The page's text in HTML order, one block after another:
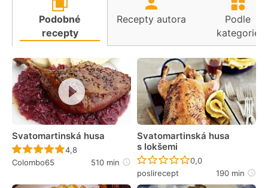
Podobné
recepty
Recepty autora
Podle
kategorie
Svatomartinská husa
Recept ještě nebyl hodnocen
4,8
Colombo65
510 min
Svatomartinská husa
s lokšemi
Recept ještě nebyl
0,0
poslirecept
190 min